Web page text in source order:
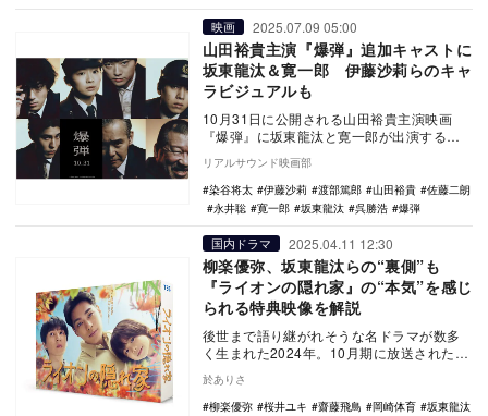
映画 2025.07.09 05:00
山田裕貴主演『爆弾』追加キャストに
坂東龍汰＆寛一郎 伊藤沙莉らのキャ
ラビジュアルも
10月31日に公開される山田裕貴主演映画
『爆弾』に坂東龍汰と寛一郎が出演するこ
とが発表され、あわせてキャラクタービジ
ュアルが公開…
リアルサウンド映画部
染谷将太
伊藤沙莉 渡部篤郎 山田裕貴
佐藤二朗
永井聡
寛一郎 坂東龍汰 呉勝浩 爆弾
国内ドラマ 2025.04.11 12:30
柳楽優弥、坂東龍汰らの“裏側”も
『ライオンの隠れ家』の“本気”を感じ
られる特典映像を解説
後世まで語り継がれそうな名ドラマが数多
く生まれた2024年。10月期に放送された
補の1つだ…
於ありさ
柳楽優弥
桜井ユキ 齋藤飛鳥 岡崎体育
坂東龍汰